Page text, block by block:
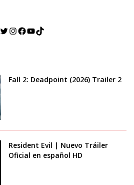
Twitter
Instagram
Facebook
YouTube
TikTok
Fall 2: Deadpoint (2026) Trailer 2
Resident Evil | Nuevo Tráiler
Oficial en español HD